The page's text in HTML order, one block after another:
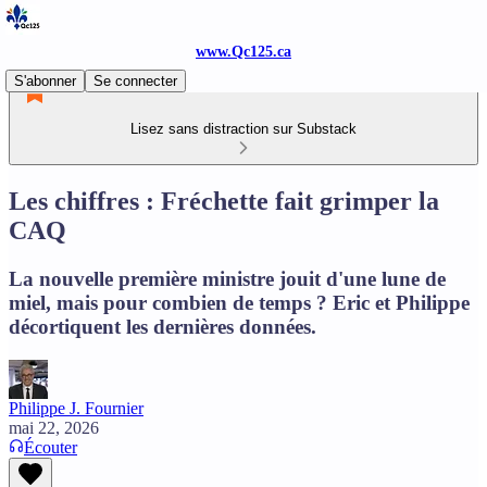
www.Qc125.ca
S'abonner
Se connecter
Lisez sans distraction sur Substack
Les chiffres : Fréchette fait grimper la
CAQ
La nouvelle première ministre jouit d'une lune de
miel, mais pour combien de temps ? Eric et Philippe
décortiquent les dernières données.
Philippe J. Fournier
mai 22, 2026
Écouter